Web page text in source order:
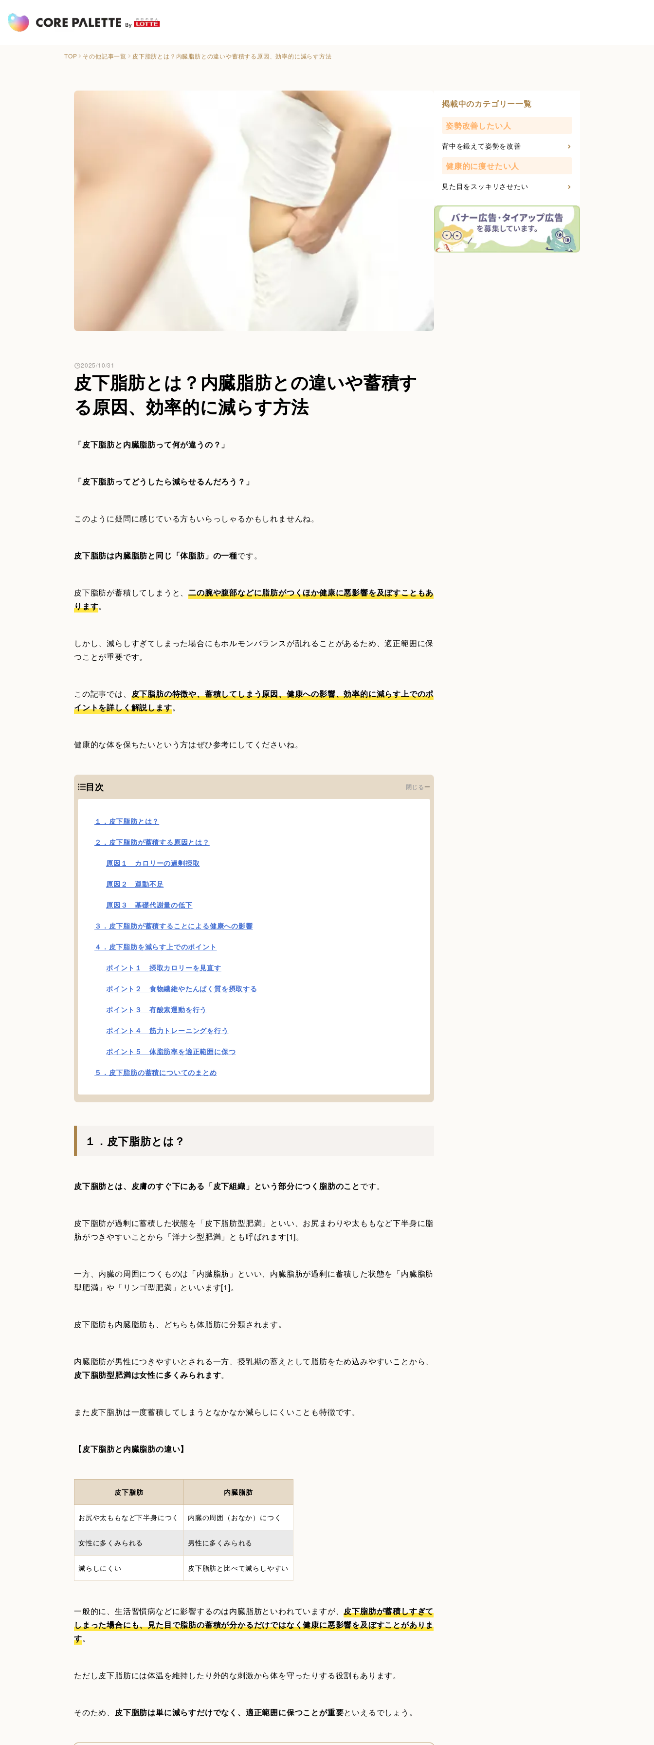
TOP その他記事一覧 皮下脂肪とは？内臓脂肪との違いや蓄積する原因、効率的に減らす方法
皮下脂肪とは？内臓脂肪との違いや蓄積す
る原因、効率的に減らす方法
2025/10/31
「皮下脂肪と内臓脂肪って何が違うの？」
「皮下脂肪ってどうしたら減らせるんだろう？」
このように疑問に感じている方もいらっしゃるかもしれませんね。
皮下脂肪は内臓脂肪と同じ「体脂肪」の一種です。
皮下脂肪が蓄積してしまうと、二の腕や腹部などに脂肪がつくほか健康に悪影響を及ぼすこともあ
ります。
しかし、減らしすぎてしまった場合にもホルモンバランスが乱れることがあるため、適正範囲に保
つことが重要です。
この記事では、 皮下脂肪の特徴や、蓄積してしまう原因、健康への影響、効率的に減らす上でのポ
イントを詳しく解説します。
健康的な体を保ちたいという方はぜひ参考にしてくださいね。
目次 閉じる
１．皮下脂肪とは？
２．皮下脂肪が蓄積する原因とは？
原因１ カロリーの過剰摂取
原因２ 運動不足
原因３ 基礎代謝量の低下
３．皮下脂肪が蓄積することによる健康への影響
４．皮下脂肪を減らす上でのポイント
ポイント１ 摂取カロリーを見直す
ポイント２ 食物繊維やたんぱく質を摂取する
ポイント３ 有酸素運動を行う
ポイント４ 筋力トレーニングを行う
ポイント５ 体脂肪率を適正範囲に保つ
５．皮下脂肪の蓄積についてのまとめ
１．皮下脂肪とは？
皮下脂肪とは、皮膚のすぐ下にある「皮下組織」という部分につく脂肪のことです。
皮下脂肪が過剰に蓄積した状態を「皮下脂肪型肥満」といい、お尻まわりや太ももなど下半身に脂
肪がつきやすいことから「洋ナシ型肥満」とも呼ばれます[1]。
一方、内臓の周囲につくものは「内臓脂肪」といい、内臓脂肪が過剰に蓄積した状態を「内臓脂肪
型肥満」や「リンゴ型肥満」といいます[1]。
皮下脂肪も内臓脂肪も、どちらも体脂肪に分類されます。
内臓脂肪が男性につきやすいとされる一方、授乳期の蓄えとして脂肪をため込みやすいことから、
皮下脂肪型肥満は女性に多くみられます。
また皮下脂肪は一度蓄積してしまうとなかなか減らしにくいことも特徴です。
【皮下脂肪と内臓脂肪の違い】
皮下脂肪 内臓脂肪
お尻や太ももなど下半身につく 内臓の周囲（おなか）につく
女性に多くみられる 男性に多くみられる
減らしにくい 皮下脂肪と比べて減らしやすい
一般的に、生活習慣病などに影響するのは内臓脂肪といわれていますが、皮下脂肪が蓄積しすぎて
しまった場合にも、見た目で脂肪の蓄積が分かるだけではなく健康に悪影響を及ぼすことがありま
す。
ただし皮下脂肪には体温を維持したり外的な刺激から体を守ったりする役割もあります。
そのため、 皮下脂肪は単に減らすだけでなく、適正範囲に保つことが重要といえるでしょう。
掲載中のカテゴリー一覧
姿勢改善したい人
背中を鍛えて姿勢を改善
健康的に痩せたい人
見た目をスッキリさせたい